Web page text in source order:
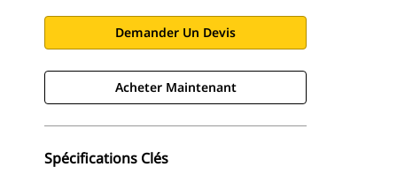
Demander Un Devis
Acheter Maintenant
Spécifications Clés